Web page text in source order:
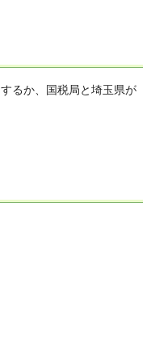
るか、国税局と埼玉県が